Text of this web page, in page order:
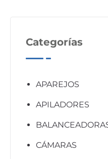
Categorías
APAREJOS
APILADORES
CÁMARAS